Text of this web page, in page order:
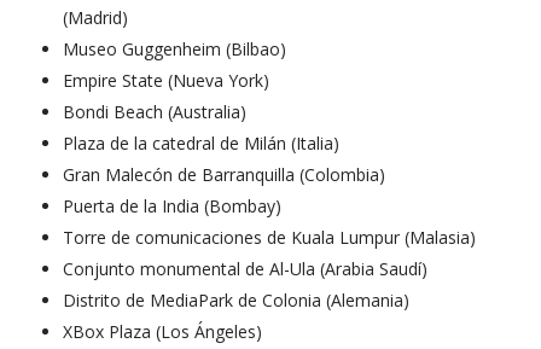
(Madrid)
Museo Guggenheim (Bilbao)
Empire State (Nueva York)
Bondi Beach (Australia)
Plaza de la catedral de Milán (Italia)
Gran Malecón de Barranquilla (Colombia)
Puerta de la India (Bombay)
Torre de comunicaciones de Kuala Lumpur (Malasia)
Conjunto monumental de Al-Ula (Arabia Saudí)
Distrito de MediaPark de Colonia (Alemania)
XBox Plaza (Los Ángeles)